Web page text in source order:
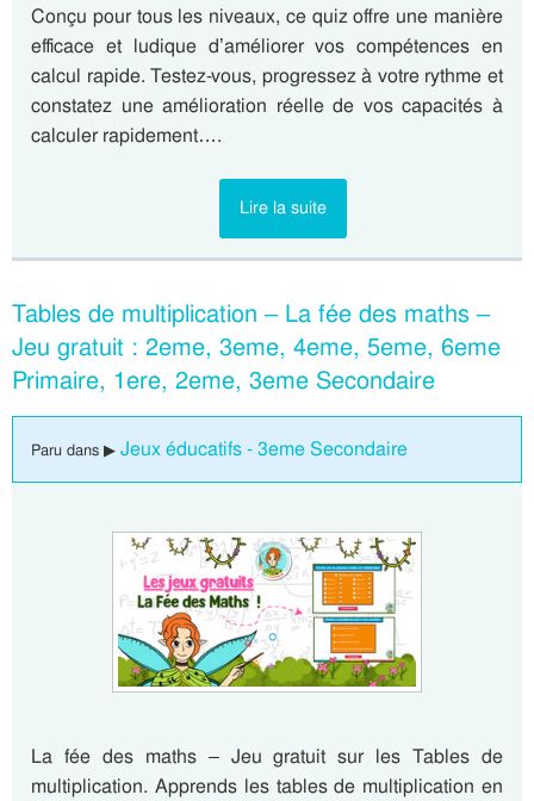
Conçu pour tous les niveaux, ce quiz offre une manière
efficace et ludique d’améliorer vos compétences en
calcul rapide. Testez-vous, progressez à votre rythme et
constatez une amélioration réelle de vos capacités à
calculer rapidement….
Lire la suite
Tables de multiplication – La fée des maths –
Jeu gratuit : 2eme, 3eme, 4eme, 5eme, 6eme
Primaire, 1ere, 2eme, 3eme Secondaire
Paru dans ▶ Jeux éducatifs - 3eme Secondaire
La fée des maths – Jeu gratuit sur les Tables de
multiplication. Apprends les tables de multiplication en